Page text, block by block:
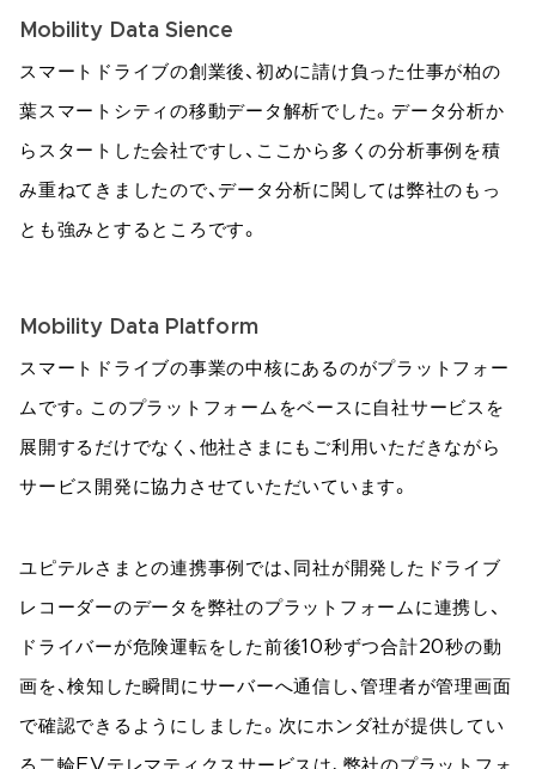
Mobility Data Sience
スマートドライブの創業後、初めに請け負った仕事が柏の
葉スマートシティの移動データ解析でした。データ分析か
らスタートした会社ですし、ここから多くの分析事例を積
み重ねてきましたので、データ分析に関しては弊社のもっ
とも強みとするところです。
Mobility Data Platform
スマートドライブの事業の中核にあるのがプラットフォー
ムです。このプラットフォームをベースに自社サービスを
展開するだけでなく、他社さまにもご利用いただきながら
サービス開発に協力させていただいています。
ユピテルさまとの連携事例では、同社が開発したドライブ
レコーダーのデータを弊社のプラットフォームに連携し、
ドライバーが危険運転をした前後10秒ずつ合計20秒の動
画を、検知した瞬間にサーバーへ通信し、管理者が管理画面
で確認できるようにしました。次にホンダ社が提供してい